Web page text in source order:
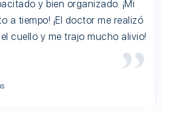
y bien organizado. ¡Mi
a tiempo! ¡El doctor me realizó
cuello y me trajo mucho alivio!